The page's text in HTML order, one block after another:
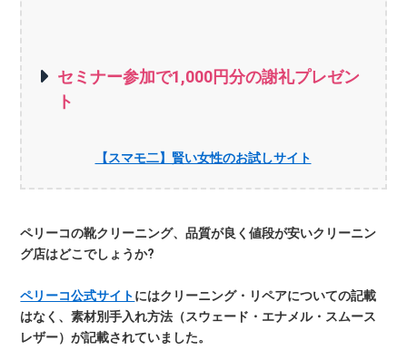
セミナー参加で1,000円分の謝礼プレゼン
ト
【スマモ二】賢い女性のお試しサイト
ペリーコの靴クリーニング、品質が良く値段が安いクリーニン
グ店はどこでしょうか?
ペリーコ公式サイトにはクリーニング・リペアについての記載
はなく、素材別手入れ方法（スウェード・エナメル・スムース
レザー）が記載されていました。